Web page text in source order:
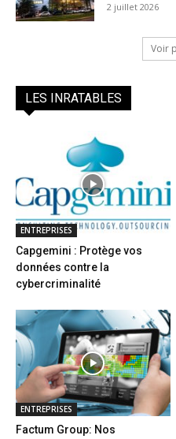
2 juillet 2026
Voir
LES INRATABLES
ENTREPRISES
Capgemini : Protège vos
données contre la
cybercriminalité
ENTREPRISES
Factum Group: Nos